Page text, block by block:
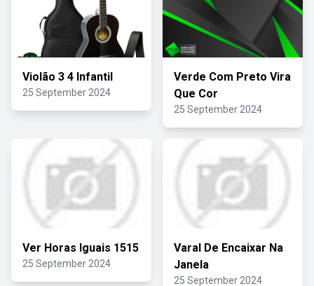
Violão 3 4 Infantil
25 September 2024
Verde Com Preto Vira
Que Cor
25 September 2024
Ver Horas Iguais 1515
25 September 2024
Varal De Encaixar Na
Janela
25 September 2024